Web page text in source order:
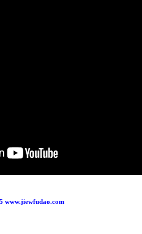
www.jiewfudao.com